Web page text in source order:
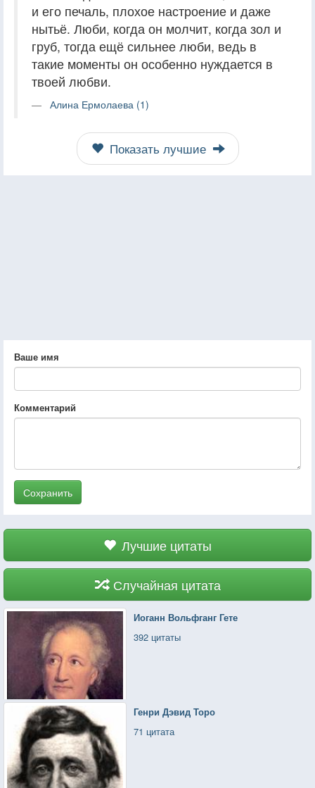
и его печаль, плохое настроение и даже
нытьё. Люби, когда он молчит, когда зол и
груб, тогда ещё сильнее люби, ведь в
такие моменты он особенно нуждается в
твоей любви.
Алина Ермолаева (1)
Показать лучшие
Ваше имя
Комментарий
Сохранить
Лучшие цитаты
Случайная цитата
Иоганн Вольфганг Гете
392 цитаты
Генри Дэвид Торо
71 цитата